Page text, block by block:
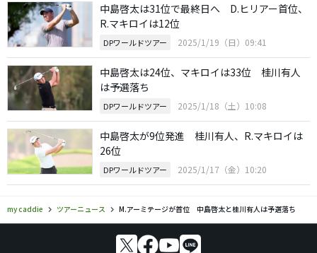
中島啓太は31位で最終日へ D.ヒリアー首位、
R.マキロイは12位
DPワールドツアー 2025/1/19（日）09:41
中島啓太は24位、マキロイは33位 桂川有人
は予選落ち
DPワールドツアー 2025/1/18（土）10:08
中島啓太が9位発進 桂川有人、R.マキロイは
26位
DPワールドツアー 2025/1/17（金）10:20
my caddie ツアーニュース M.アーミテージが首位 中島啓太と桂川有人は予選落ち